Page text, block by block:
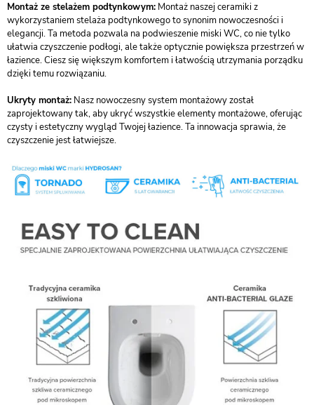
Montaż ze stelażem podtynkowym: Montaż naszej ceramiki z
wykorzystaniem stelaża podtynkowego to synonim nowoczesności i
elegancji. Ta metoda pozwala na podwieszenie miski WC, co nie tylko
ułatwia czyszczenie podłogi, ale także optycznie powiększa przestrzeń w
łazience. Ciesz się większym komfortem i łatwością utrzymania porządku
dzięki temu rozwiązaniu.
Ukryty montaż: Nasz nowoczesny system montażowy został
zaprojektowany tak, aby ukryć wszystkie elementy montażowe, oferując
czysty i estetyczny wygląd Twojej łazience. Ta innowacja sprawia, że
czyszczenie jest łatwiejsze.